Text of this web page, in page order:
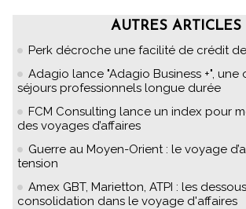
AUTRES ARTICLES
Perk décroche une facilité de crédit
Adagio lance "Adagio Business +", une
séjours professionnels longue durée
FCM Consulting lance un index pour
des voyages d’affaires
Guerre au Moyen-Orient : le voyage
tension
Amex GBT, Marietton, ATPI : les
consolidation dans le voyage d'affaires